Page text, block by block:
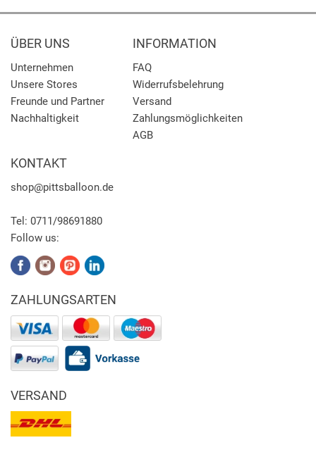
ÜBER UNS
Unternehmen
Unsere Stores
Freunde und Partner
Nachhaltigkeit
INFORMATION
FAQ
Widerrufsbelehrung
Versand
Zahlungsmöglichkeiten
AGB
KONTAKT
shop@pittsballoon.de
Tel: 0711/98691880
Follow us:
ZAHLUNGSARTEN
VERSAND